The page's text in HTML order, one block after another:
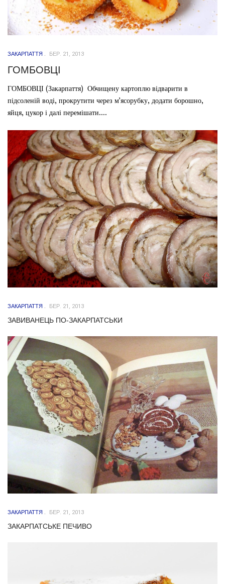
ЗАКАРПАТТЯ БЕР. 21, 2013
ГОМБОВЦІ
ГОМБОВЦІ (Закарпаття) Обчищену картоплю відварити в
підсоленій воді, прокрутити через м’ясорубку, додати борошно,
яйця, цукор і далі перемішати....
ЗАКАРПАТТЯ БЕР. 21, 2013
ЗАВИВАНЕЦЬ ПО-ЗАКАРПАТСЬКИ
ЗАКАРПАТТЯ БЕР. 21, 2013
ЗАКАРПАТСЬКЕ ПЕЧИВО